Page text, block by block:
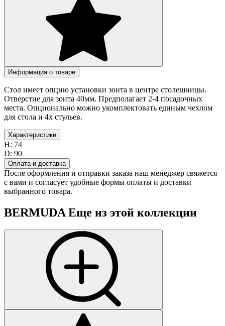
Информация о товаре
Стол имеет опцию установки зонта в центре столешницы.
Отверстие для зонта 40мм. Предполагает 2-4 посадочных
места. Опционально можно укомплектовать единым чехлом
для стола и 4х стульев.
Характеристики
H: 74
D: 90
Оплата и доставка
После оформления и отправки заказа наш менеджер свяжется
с вами и согласует удобные формы оплаты и доставки
выбранного товара.
BERMUDA Еще из этой коллекции